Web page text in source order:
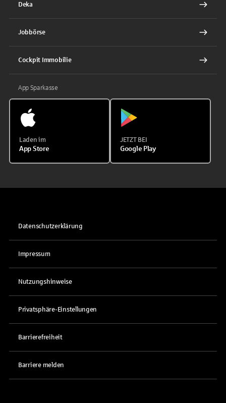
Deka
Jobbörse
Cockpit Immobilie
App Sparkasse
Laden im
App Store
JETZT BEI
Google Play
Datenschutzerklärung
Impressum
Nutzungshinweise
Privatsphäre-Einstellungen
Barrierefreiheit
Barriere melden